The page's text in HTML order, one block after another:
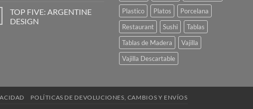
para
restaurantes
y
comentarios
en
La
TOP FIVE: ARGENTINE
DESIGN
Plastico
Platos
Porcelana
Restaurant
Sushi
Tablas
Tablas de Madera
Vajilla
Vajilla Descartable
POLÍTICAS DE DEVOLUCIONES, CAMBIOS Y ENVÍOS